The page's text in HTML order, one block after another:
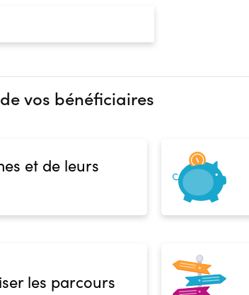
vos bénéficiaires
et de leurs
les parcours